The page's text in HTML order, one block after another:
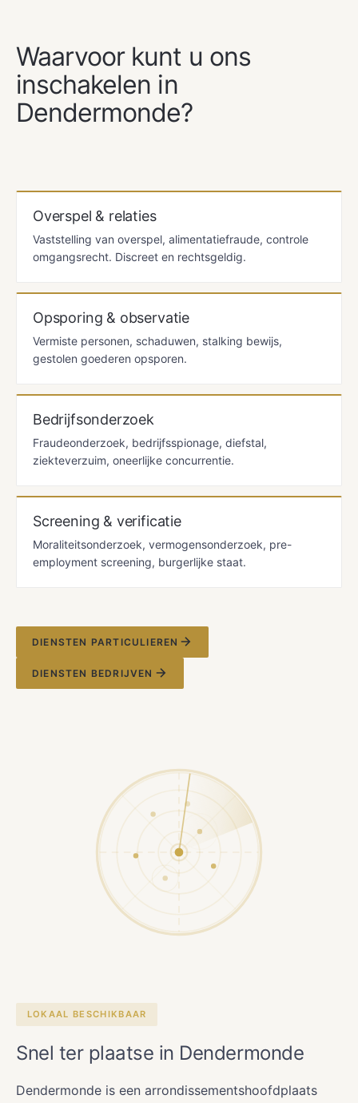
Waarvoor kunt u ons
inschakelen in
Dendermonde?
Overspel & relaties
Vaststelling van overspel, alimentatiefraude, controle
omgangsrecht. Discreet en rechtsgeldig.
Opsporing & observatie
Vermiste personen, schaduwen, stalking bewijs,
gestolen goederen opsporen.
Bedrijfsonderzoek
Fraudeonderzoek, bedrijfsspionage, diefstal,
ziekteverzuim, oneerlijke concurrentie.
Screening & verificatie
Moraliteitsonderzoek, vermogensonderzoek, pre-
employment screening, burgerlijke staat.
DIENSTEN PARTICULIEREN
DIENSTEN BEDRIJVEN
LOKAAL BESCHIKBAAR
Snel ter plaatse in Dendermonde
Dendermonde is een arrondissementshoofdplaats